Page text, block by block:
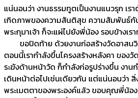
แน่นอนว่า งานธรรมทูตเป็นงานแนวรุก เร
เกิดภาพของความสันติสุข ความสัมพันธ์
พระกุมาเจ้า ก็จะแผ่ไปยังพี่น้อง รอบข้างเ
ขอปิดท้าย ด้วยงานก่อสร้างวัดอาสน
ตอนนี้เรากำลังขึ้นโครงสร้างหลังคา ของ
ระฆังด้านหน้าวัด ก็กำลังก่อรูปร่างขึ้น งา
เดินหน้าต่อไปเช่นเดียวกัน แต่แน่นอนว่า
พระเมตตาของพระองค์แล้ว ขอบคุณพี่น้